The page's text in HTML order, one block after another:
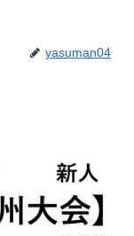
yasuman04